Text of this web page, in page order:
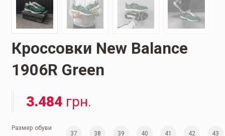
Кроссовки New Balance
1906R Green
3.484 грн.
Размер обуви
37 38 39 40 41 42 43